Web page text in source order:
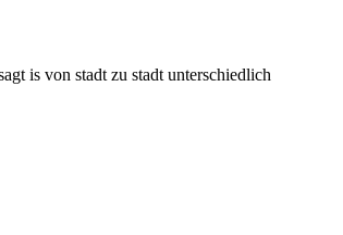
is von stadt zu stadt unterschiedlich